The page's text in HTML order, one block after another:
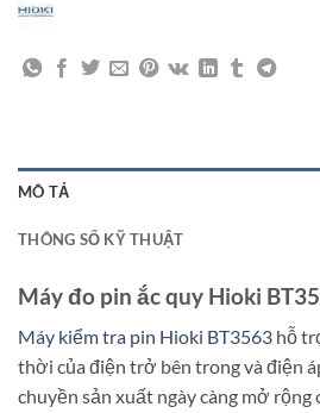
MÔ TẢ
THÔNG SỐ KỸ THUẬT
Máy đo pin ắc quy Hioki
Máy kiểm tra pin Hioki BT3563 hỗ
thời của điện trở bên trong và điện
chuyền sản xuất ngày càng mở